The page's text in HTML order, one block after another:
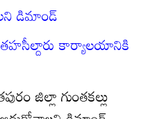
డిమాండ్‌
కార్యాలయానికి
జిల్లా గుంతకల్లు